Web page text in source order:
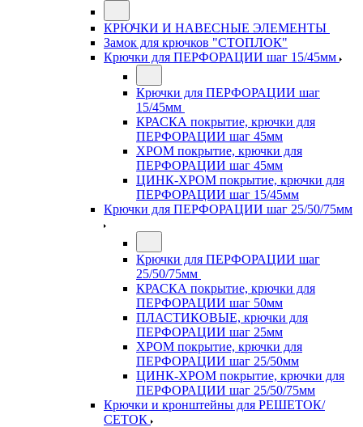
КРЮЧКИ И НАВЕСНЫЕ ЭЛЕМЕНТЫ
Замок для крючков "СТОПЛОК"
Крючки для ПЕРФОРАЦИИ шаг 15/45мм
Крючки для ПЕРФОРАЦИИ шаг
15/45мм
КРАСКА покрытие, крючки для
ПЕРФОРАЦИИ шаг 45мм
ХРОМ покрытие, крючки для
ПЕРФОРАЦИИ шаг 45мм
ЦИНК-ХРОМ покрытие, крючки для
ПЕРФОРАЦИИ шаг 15/45мм
Крючки для ПЕРФОРАЦИИ шаг 25/50/75мм
Крючки для ПЕРФОРАЦИИ шаг
25/50/75мм
КРАСКА покрытие, крючки для
ПЕРФОРАЦИИ шаг 50мм
ПЛАСТИКОВЫЕ, крючки для
ПЕРФОРАЦИИ шаг 25мм
ХРОМ покрытие, крючки для
ПЕРФОРАЦИИ шаг 25/50мм
ЦИНК-ХРОМ покрытие, крючки для
ПЕРФОРАЦИИ шаг 25/50/75мм
Крючки и кронштейны для РЕШЕТОК/
СЕТОК